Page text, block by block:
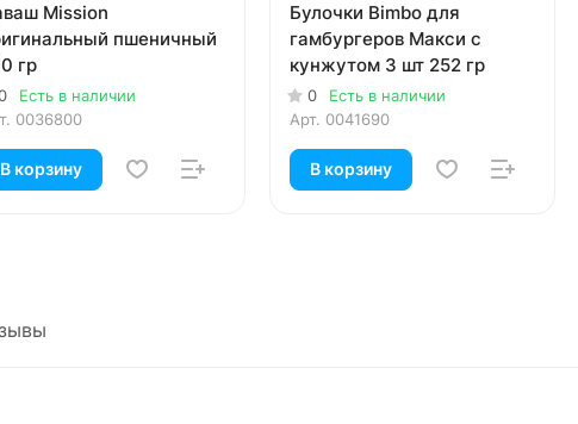
Mission
пшеничный
гр
Есть в наличии
0036800
В корзину
Булочки Bimbo для
гамбургеров Макси с
кунжутом 3 шт 252 гр
0
Есть в наличии
Арт. 0041690
В корзину